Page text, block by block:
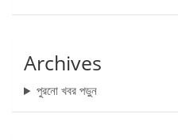
Archives
পুরনো খবর পড়ুন